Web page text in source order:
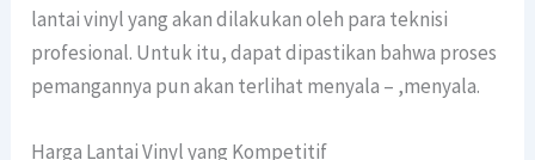
lantai vinyl yang akan dilakukan oleh para teknisi
profesional. Untuk itu, dapat dipastikan bahwa proses
pemangannya pun akan terlihat menyala – ,menyala.
Harga Lantai Vinyl yang Kompetitif